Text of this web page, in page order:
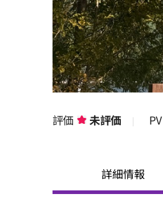
評価 未評価 PV
詳細情報